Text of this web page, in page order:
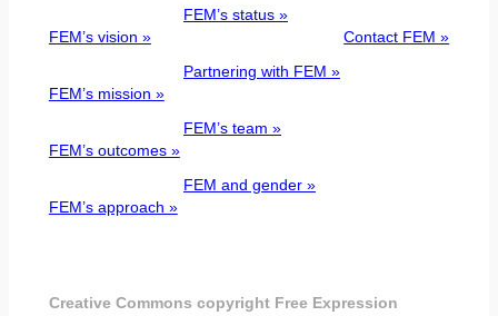
FEM’s vision »
FEM’s mission »
FEM’s outcomes »
FEM’s approach »
FEM’s status »
Partnering with FEM »
FEM’s team »
FEM and gender »
Contact FEM »
Creative Commons copyright Free Expression